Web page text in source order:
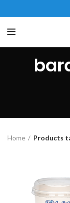
Home Products